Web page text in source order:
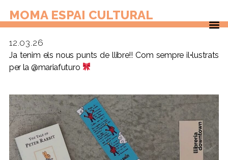
MOMA ESPAI CULTURAL
Punts de llibre
12.03.26
Ja tenim els nous punts de llibre!! Com sempre il•lustrats
per la @mariafuturo